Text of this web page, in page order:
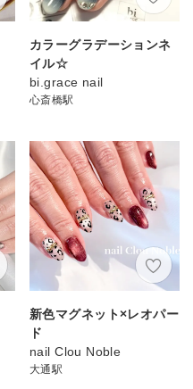
カラーグラデーションネ
イル☆
bi.grace nail
心斎橋駅
新色マグネット×レオパー
ド
nail Clou Noble
大通駅